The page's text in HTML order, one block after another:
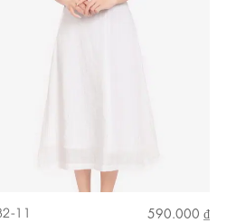
11
590.000 ₫